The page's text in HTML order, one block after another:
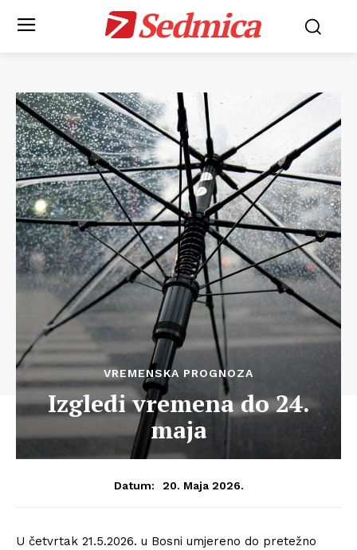
Sedmica
VREMENSKA PROGNOZA
Izgledi vremena do 24.
maja
Datum: 20. Maja 2026.
U četvrtak 21.5.2026. u Bosni umjereno do pretežno